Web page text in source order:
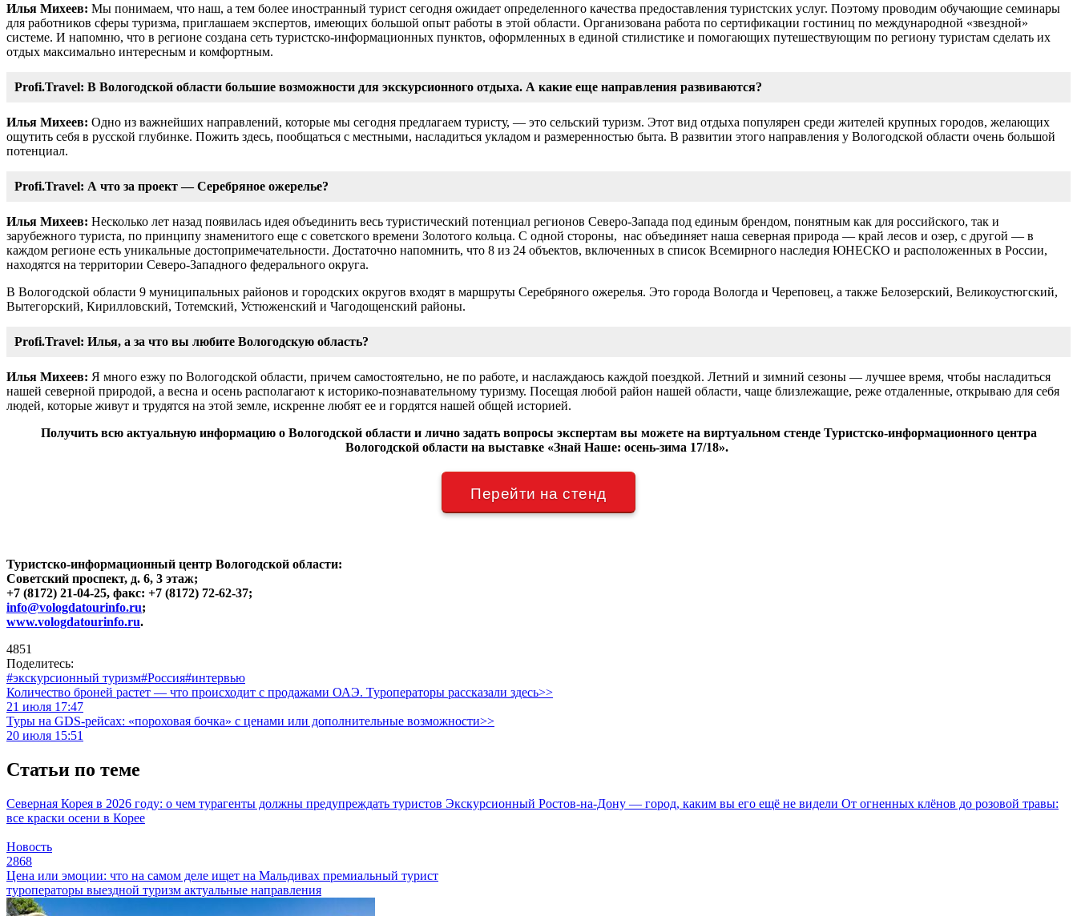
Илья Михеев: Мы понимаем, что наш, а тем более иностранный турист сегодня ожидает определенного качества предоставления туристских услуг. Поэтому проводим обучающие семинары
для работников сферы туризма, приглашаем экспертов, имеющих большой опыт работы в этой области. Организована работа по сертификации гостиниц по международной «звездной»
системе. И напомню, что в регионе создана сеть туристско-информационных пунктов, оформленных в единой стилистике и помогающих путешествующим по региону туристам сделать их
отдых максимально интересным и комфортным.
Profi.Travel: В Вологодской области большие возможности для экскурсионного отдыха. А какие еще направления развиваются?
Илья Михеев: Одно из важнейших направлений, которые мы сегодня предлагаем туристу, ― это сельский туризм. Этот вид отдыха популярен среди жителей крупных городов, желающих
ощутить себя в русской глубинке. Пожить здесь, пообщаться с местными, насладиться укладом и размеренностью быта. В развитии этого направления у Вологодской области очень большой
потенциал.
Profi.Travel: А что за проект ― Серебряное ожерелье?
Илья Михеев: Несколько лет назад появилась идея объединить весь туристический потенциал регионов Северо-Запада под единым брендом, понятным как для российского, так и
зарубежного туриста, по принципу знаменитого еще с советского времени Золотого кольца. С одной стороны, нас объединяет наша северная природа ― край лесов и озер, с другой ― в
каждом регионе есть уникальные достопримечательности. Достаточно напомнить, что 8 из 24 объектов, включенных в список Всемирного наследия ЮНЕСКО и расположенных в России,
находятся на территории Северо-Западного федерального округа.
В Вологодской области 9 муниципальных районов и городских округов входят в маршруты Серебряного ожерелья. Это города Вологда и Череповец, а также Белозерский, Великоустюгский,
Вытегорский, Кирилловский, Тотемский, Устюженский и Чагодощенский районы.
Profi.Travel: Илья, а за что вы любите Вологодскую область?
Илья Михеев: Я много езжу по Вологодской области, причем самостоятельно, не по работе, и наслаждаюсь каждой поездкой. Летний и зимний сезоны ― лучшее время, чтобы насладиться
нашей северной природой, а весна и осень располагают к историко-познавательному туризму. Посещая любой район нашей области, чаще близлежащие, реже отдаленные, открываю для себя
людей, которые живут и трудятся на этой земле, искренне любят ее и гордятся нашей общей историей.
Получить всю актуальную информацию о Вологодской области и лично задать вопросы экспертам вы можете на виртуальном стенде Туристско-информационного центра
Вологодской области на выставке «Знай Наше: осень-зима 17/18».
Перейти на стенд
Туристско-информационный центр Вологодской области:
Советский проспект, д. 6, 3 этаж;
+7 (8172) 21-04-25, факс: +7 (8172) 72-62-37;
info@vologdatourinfo.ru;
www.vologdatourinfo.ru.
4851
Поделитесь:
#экскурсионный туризм#Россия#интервью
Количество броней растет — что происходит с продажами ОАЭ. Туроператоры рассказали здесь>>
21 июля 17:47
Туры на GDS-рейсах: «пороховая бочка» с ценами или дополнительные возможности>>
20 июля 15:51
Статьи по теме
Северная Корея в 2026 году: о чем турагенты должны предупреждать туристов Экскурсионный Ростов-на-Дону — город, каким вы его ещё не видели От огненных клёнов до розовой травы:
все краски осени в Корее
Новость
2868
Цена или эмоции: что на самом деле ищет на Мальдивах премиальный турист
туроператоры выездной туризм актуальные направления